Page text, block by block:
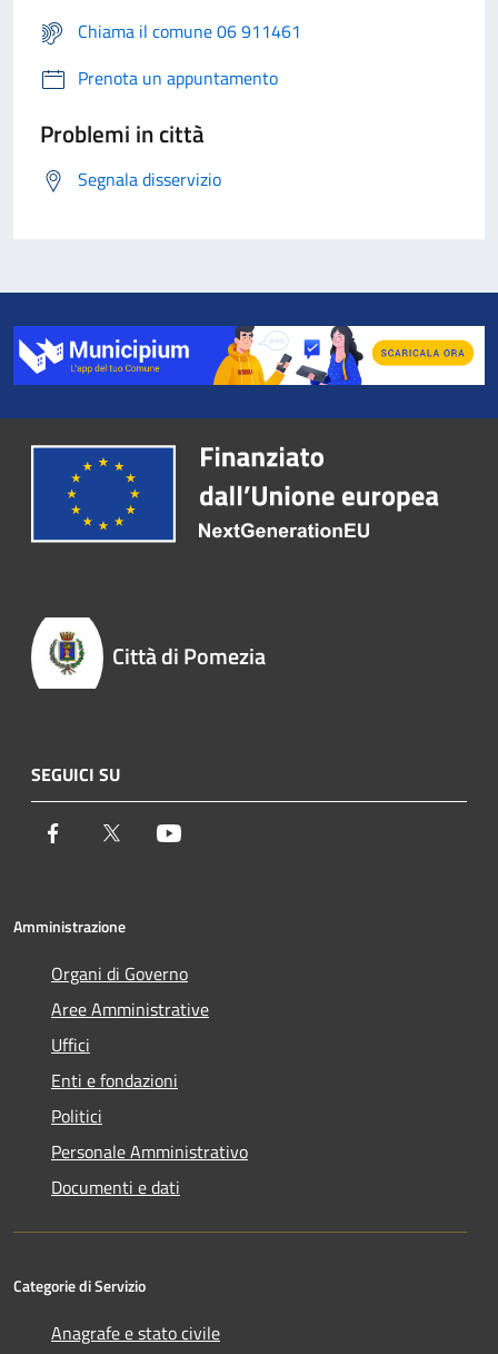
Chiama il comune 06 911461
Prenota un appuntamento
Problemi in città
Segnala disservizio
Città di Pomezia
SEGUICI SU
Facebook Twitter
Amministrazione
Organi di Governo
Aree Amministrative
Uffici
Enti e fondazioni
Politici
Personale Amministrativo
Documenti e dati
Categorie di Servizio
Anagrafe e stato civile